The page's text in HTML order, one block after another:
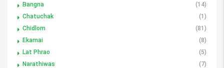
Bangna
(14)
Chatuchak
(1)
Chidlom
(81)
Ekamai
(8)
Lat Phrao
(5)
Narathiwas
(7)